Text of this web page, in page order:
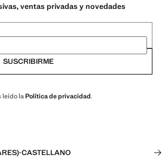
ventas privadas y novedades
SUSCRIBIRME
leído la Política de privacidad.
·CASTELLANO